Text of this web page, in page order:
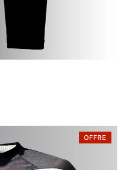
OFFRE